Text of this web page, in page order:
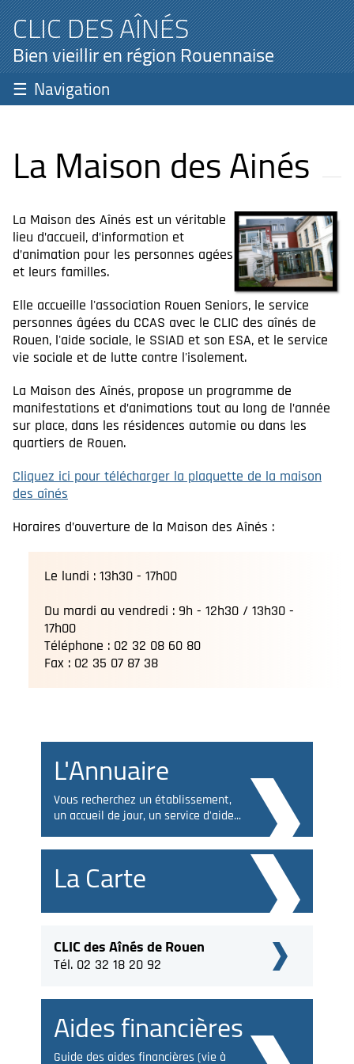
CLIC DES AÎNÉS
Bien vieillir en région Rouennaise
Navigation
La Maison des Ainés
La Maison des Aînés est un véritable
lieu d’accueil, d’information et
d’animation pour les personnes agées
et leurs familles.
Elle accueille l'association Rouen Seniors, le service
personnes âgées du CCAS avec le CLIC des aînés de
Rouen, l'aide sociale, le SSIAD et son ESA, et le service
vie sociale et de lutte contre l'isolement.
La Maison des Aînés, propose un programme de
manifestations et d’animations tout au long de l’année
sur place, dans les résidences automie ou dans les
quartiers de Rouen.
Cliquez ici pour télécharger la plaquette de la maison
des aînés
Horaires d’ouverture de la Maison des Aînés :
Le lundi : 13h30 - 17h00
Du mardi au vendredi : 9h - 12h30 / 13h30 -
17h00
Téléphone : 02 32 08 60 80
Fax : 02 35 07 87 38
L'Annuaire
Vous recherchez un établissement,
un accueil de jour, un service d'aide...
La Carte
CLIC des Aînés de Rouen
Tél. 02 32 18 20 92
Aides financières
Guide des aides financières (vie à